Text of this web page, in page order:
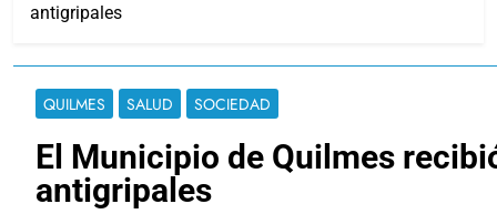
antigripales
QUILMES SALUD SOCIEDAD
El Municipio de Quilmes
antigripales